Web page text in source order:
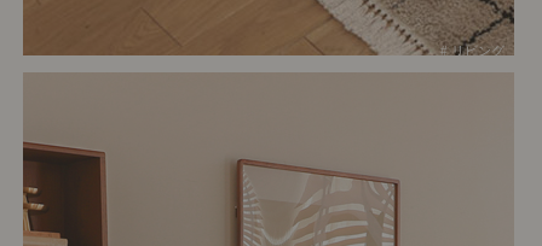
# リビング